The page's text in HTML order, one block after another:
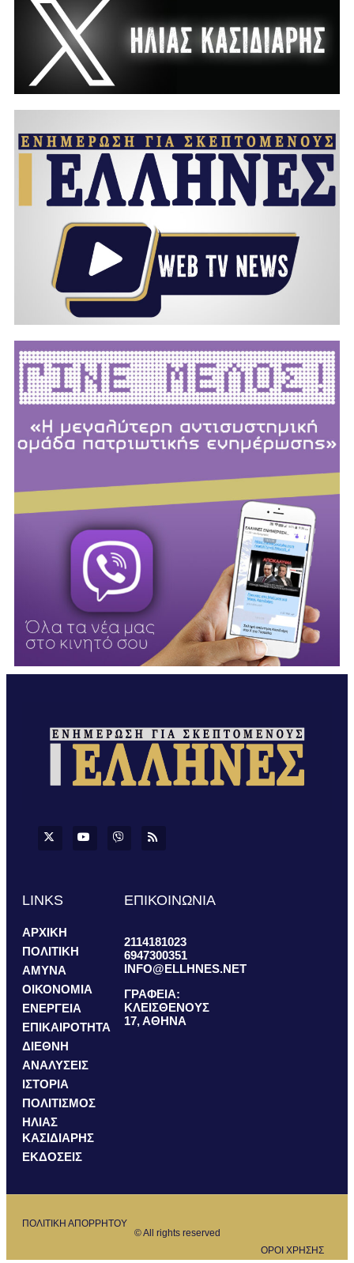
LINKS
ΑΡΧΙΚΗ
ΠΟΛΙΤΙΚΗ
ΑΜΥΝΑ
ΟΙΚΟΝΟΜΙΑ
ΕΝΕΡΓΕΙΑ
ΕΠΙΚΑΙΡΟΤΗΤΑ
ΔΙΕΘΝΗ
ΑΝΑΛΥΣΕΙΣ
ΙΣΤΟΡΙΑ
ΠΟΛΙΤΙΣΜΟΣ
ΗΛΙΑΣ
ΚΑΣΙΔΙΑΡΗΣ
ΕΚΔΟΣΕΙΣ
ΕΠΙΚΟΙΝΩΝΙΑ
2114181023
6947300351
INFO@ELLHNES.NET
ΓΡΑΦΕΙΑ:
ΚΛΕΙΣΘΕΝΟΥΣ
17, ΑΘΗΝΑ
ΠΟΛΙΤΙΚΗ ΑΠΟΡΡΗΤΟΥ
© All rights reserved
ΟΡΟΙ ΧΡΗΣΗΣ